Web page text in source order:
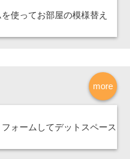
使ってお部屋の模様替え
more
ォームしてデットスペース